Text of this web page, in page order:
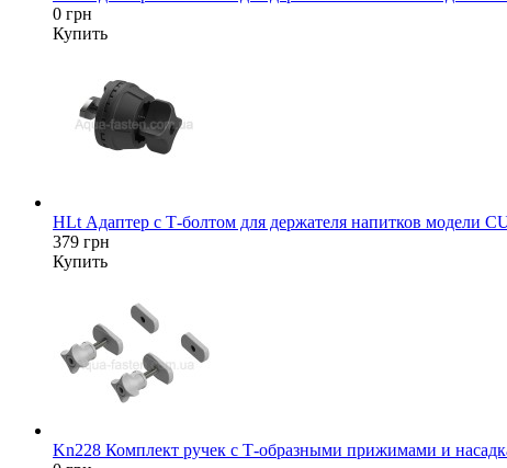
0 грн
Купить
HLt Адаптер c Т-болтом для держателя напитков модели
379 грн
Купить
Kn228 Комплект ручек с Т-образными прижимами и